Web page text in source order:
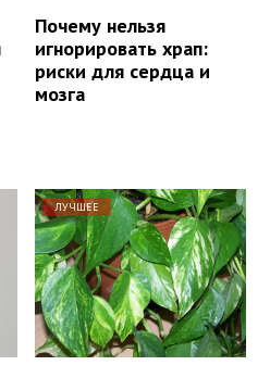
Почему нельзя
игнорировать храп:
риски для сердца и
мозга
ЛУЧШЕЕ